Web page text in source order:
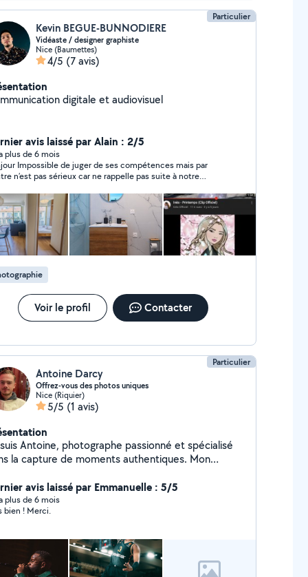
Particulier
Kevin BEGUE-BUNNODIERE
Vidéaste / designer graphiste
Nice (Baumettes)
4/5 (7 avis)
digitale et audiovisuel
avis laissé par Alain : 2/5
plus de 6 mois
ses compétences mais par
n’est pas sérieux car ne rappelle pas suite à notre
Voir le profil Contacter
Particulier
Antoine Darcy
Offrez-vous des photos uniques
Nice (Riquier)
5/5 (1 avis)
Antoine, photographe passionné et spécialisé
la capture de moments authentiques. Mon
écoute attentive pour créer des images qui
votre histoire. Que ce soit pour des
des événements ou des photos de famille, je
intemporels et personnalisés. Je vous
à découvrir mon travail dans mon portfolio et
ravi d'échanger sur votre projet.
avis laissé par Emmanuelle : 5/5
plus de 6 mois
bien ! Merci.